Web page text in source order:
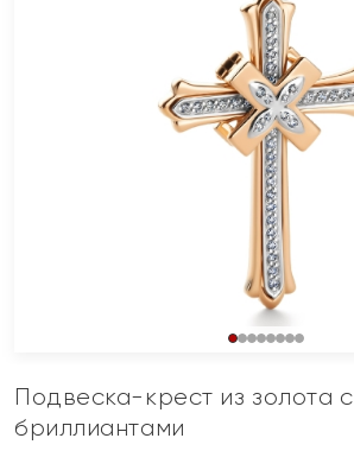
Подвеска-крест из золота с
бриллиантами